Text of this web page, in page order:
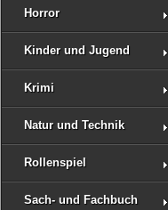
Horror
Kinder und Jugend
Krimi
Natur und Technik
Rollenspiel
Sach- und Fachbuch